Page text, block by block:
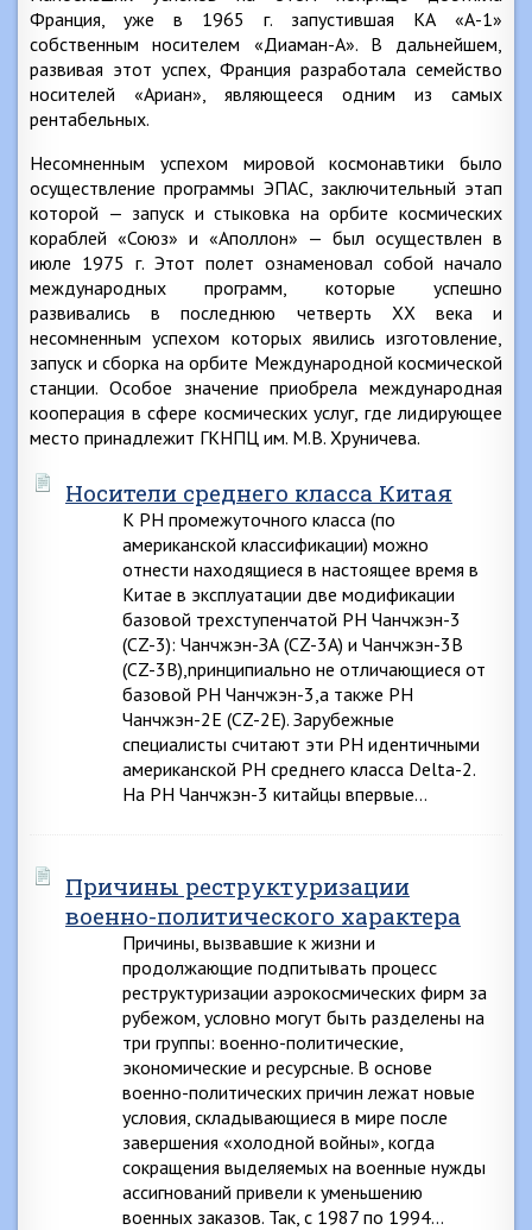
Франция, уже в 1965 г. запустившая КА «А-1»
собственным носителем «Диаман-А». В дальнейшем,
развивая этот успех, Франция разработала семейство
носителей «Ариан», являющееся одним из самых
рентабельных.
Несомненным успехом мировой космонавтики было
осуществление программы ЭПАС, заключительный этап
которой — запуск и стыковка на орбите космических
кораблей «Союз» и «Аполлон» — был осуществлен в
июле 1975 г. Этот полет ознаменовал собой начало
международных программ, которые успешно
развивались в последнюю четверть XX века и
несомненным успехом которых явились изготовление,
запуск и сборка на орбите Международной космической
станции. Особое значение приобрела международная
кооперация в сфере космических услуг, где лидирующее
место принадлежит ГКНПЦ им. М.В. Хруничева.
Носители среднего класса Китая
К РН промежуточного класса (по
американской классификации) можно
отнести находящиеся в настоящее время в
Китае в эксплуатации две модификации
базовой трехступенчатой РН Чанчжэн-3
(CZ-3): Чанчжэн-ЗА (CZ-3A) и Чанчжэн-3В
(CZ-3B),npинципиально не отличающиеся от
базовой РН Чанчжэн-3,а также РН
Чанчжэн-2Е (CZ-2E). Зарубежные
специалисты считают эти РН идентичными
американской РН среднего класса Delta-2.
На РН Чанчжэн-3 китайцы впервые…
Причины реструктуризации
военно-политического характера
Причины, вызвавшие к жизни и
продолжающие подпитывать процесс
реструктуризации аэрокосмических фирм за
рубежом, условно могут быть разделены на
три группы: военно-политические,
экономические и ресурсные. В основе
военно-политических причин лежат новые
условия, складывающиеся в мире после
завершения «холодной войны», когда
сокращения выделяемых на военные нужды
ассигнований привели к уменьшению
военных заказов. Так, с 1987 по 1994…